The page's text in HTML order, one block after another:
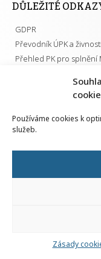
Používáme cookies k
služeb.
Zásady
DŮLEŽITÉ
GDPR
Převodník ÚPK a
Přehled PK pro splnění